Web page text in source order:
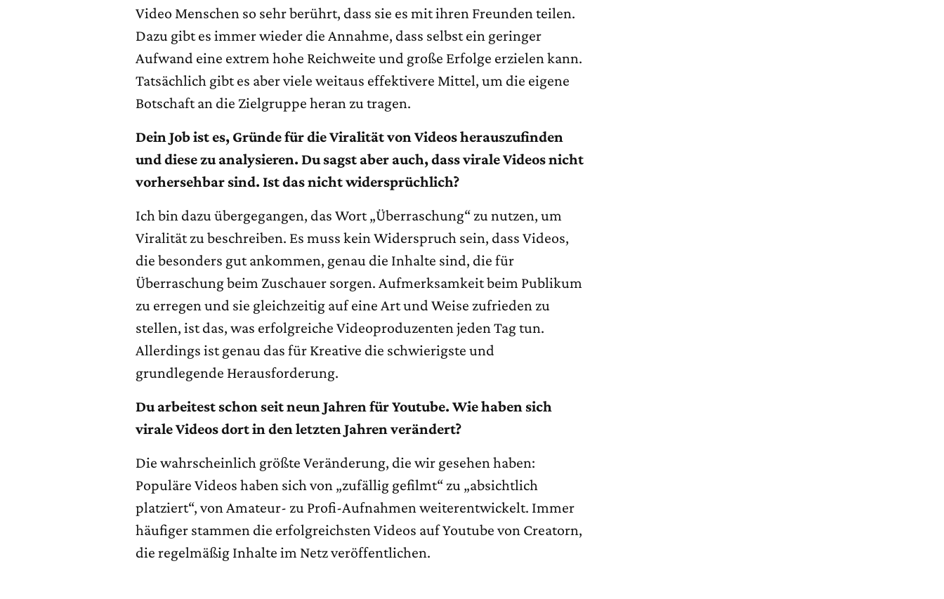
Video Menschen so sehr berührt, dass sie es mit ihren Freunden teilen.
Dazu gibt es immer wieder die Annahme, dass selbst ein geringer
Aufwand eine extrem hohe Reichweite und große Erfolge erzielen kann.
Tatsächlich gibt es aber viele weitaus effektivere Mittel, um die eigene
Botschaft an die Zielgruppe heran zu tragen.
Dein Job ist es, Gründe für die Viralität von Videos herauszufinden
und diese zu analysieren. Du sagst aber auch, dass virale Videos nicht
vorhersehbar sind. Ist das nicht widersprüchlich?
Ich bin dazu übergegangen, das Wort „Überraschung“ zu nutzen, um
Viralität zu beschreiben. Es muss kein Widerspruch sein, dass Videos,
die besonders gut ankommen, genau die Inhalte sind, die für
Überraschung beim Zuschauer sorgen. Aufmerksamkeit beim Publikum
zu erregen und sie gleichzeitig auf eine Art und Weise zufrieden zu
stellen, ist das, was erfolgreiche Videoproduzenten jeden Tag tun.
Allerdings ist genau das für Kreative die schwierigste und
grundlegende Herausforderung.
Du arbeitest schon seit neun Jahren für Youtube. Wie haben sich
virale Videos dort in den letzten Jahren verändert?
Die wahrscheinlich größte Veränderung, die wir gesehen haben:
Populäre Videos haben sich von „zufällig gefilmt“ zu „absichtlich
platziert“, von Amateur- zu Profi-Aufnahmen weiterentwickelt. Immer
häufiger stammen die erfolgreichsten Videos auf Youtube von Creatorn,
die regelmäßig Inhalte im Netz veröffentlichen.